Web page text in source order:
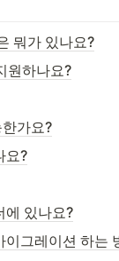
뭐가 있나요?
원하나요?
가요?
요?
에 있나요?
그레이션 하는